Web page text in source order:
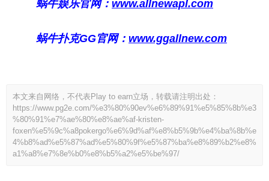
蜗牛娱乐官网： www.allnewapl.com
蜗牛扑克GG官网： www.ggallnew.com
本文来自网络，不代表Play to earn立场，转载请注明出处：
https://www.pg2e.com/%e3%80%90ev%e6%89%91%e5%85%8b%e3
%80%91%e7%ae%80%e8%ae%af-kristen-
foxen%e5%9c%a8pokergo%e6%9d%af%e8%b5%9b%e4%ba%8b%e
4%b8%ad%e5%87%ad%e5%80%9f%e5%87%ba%e8%89%b2%e8%
a1%a8%e7%8e%b0%e8%b5%a2%e5%be%97/